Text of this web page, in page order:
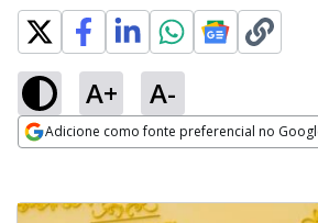
A+ A-
Adicione como fonte preferencial no